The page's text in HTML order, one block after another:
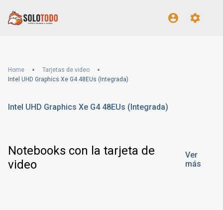
Home
Tarjetas de video
Intel UHD Graphics Xe G4 48EUs (Integrada)
Intel UHD Graphics Xe G4 48EUs (Integrada)
Notebooks con la tarjeta de
video
Ver
más